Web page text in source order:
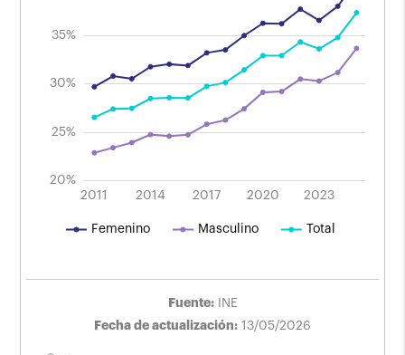
20%
30%
35%
25%
2011
2013
2015 2017
2019
2021 2023
2025 2014 2020
Femenino Masculino Total
Fuente:
INE
Fecha de actualización: 13/05/2026